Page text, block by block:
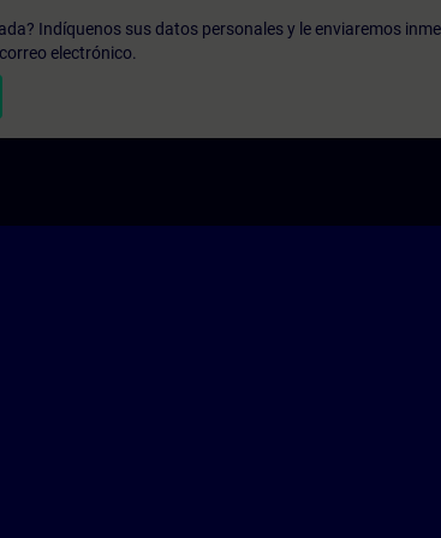
Indíquenos sus datos personales y le enviaremos
electrónico.